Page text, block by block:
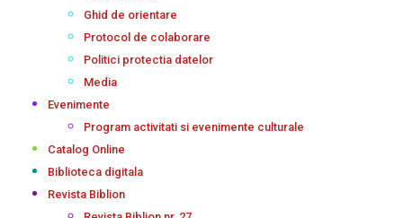
Ghid de orientare
Protocol de colaborare
Politici protectia datelor
Media
Evenimente
Program activitati si evenimente culturale
Catalog Online
Biblioteca digitala
Revista Biblion